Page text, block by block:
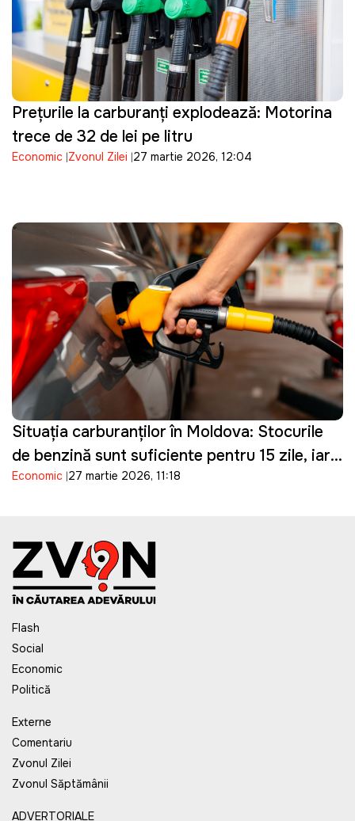
Prețurile la carburanți explodează: Motorina
trece de 32 de lei pe litru
Economic Zvonul Zilei 27 martie 2026, 12:04
Situația carburanților în Moldova: Stocurile
de benzină sunt suficiente pentru 15 zile, iar
cele de motorină pentru o săptămână
Economic 27 martie 2026, 11:18
Flash
Social
Economic
Politică
Externe
Comentariu
Zvonul Zilei
Zvonul Săptămânii
ADVERTORIALE